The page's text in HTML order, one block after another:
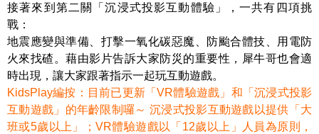
接著來到第二關「沉浸式投影互動體驗」，一共有四項挑
戰：
地震應變與準備、打擊一氧化碳惡魔、防颱合體技、用電防
火來找碴。藉由影片告訴大家防災的重要性，犀牛哥也會適
時出現，讓大家跟著指示一起玩互動遊戲。
KidsPlay編按：目前已更新「VR體驗遊戲」和「沉浸式投影
互動遊戲」的年齡限制囉～ 沉浸式投影互動遊戲以提供「大
班或5歲以上」；VR體驗遊戲以「12歲以上」人員為原則，